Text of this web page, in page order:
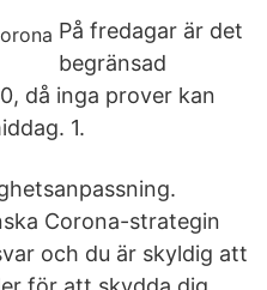
På fredagar är det
begränsad
då inga prover kan
1.
Corona-strategin
och du är skyldig att